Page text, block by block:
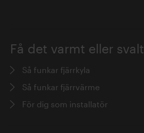
Få det varmt eller svalt
Så funkar fjärrkyla
Så funkar fjärrvärme
För dig som installatör